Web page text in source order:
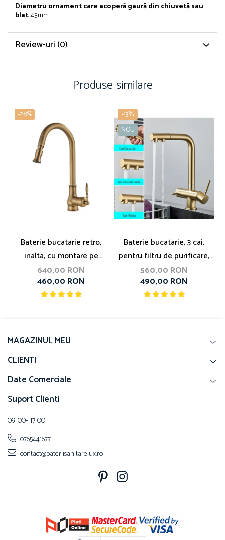
Diametru ornament care acoperă gaură din chiuvetă sau
blat: 43mm.
Review-uri (0)
Produse similare
-28%
Baterie bucatarie retro,
inalta, cu montare pe
chiuveta sau blat
640,00 RON
460,00 RON
-13%
NOU
Baterie bucatarie, 3 cai,
pentru filtru de purificare,
dus extractibil, auriu periat
560,00 RON
490,00 RON
MAGAZINUL MEU
CLIENTI
Date Comerciale
Suport Clienti
09 00- 17 00
0765441677
contact@bateriisanitarelux.ro